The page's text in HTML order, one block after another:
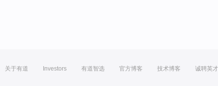
关于有道 Investors 有道智选 官方博客 技术博客 诚聘英才